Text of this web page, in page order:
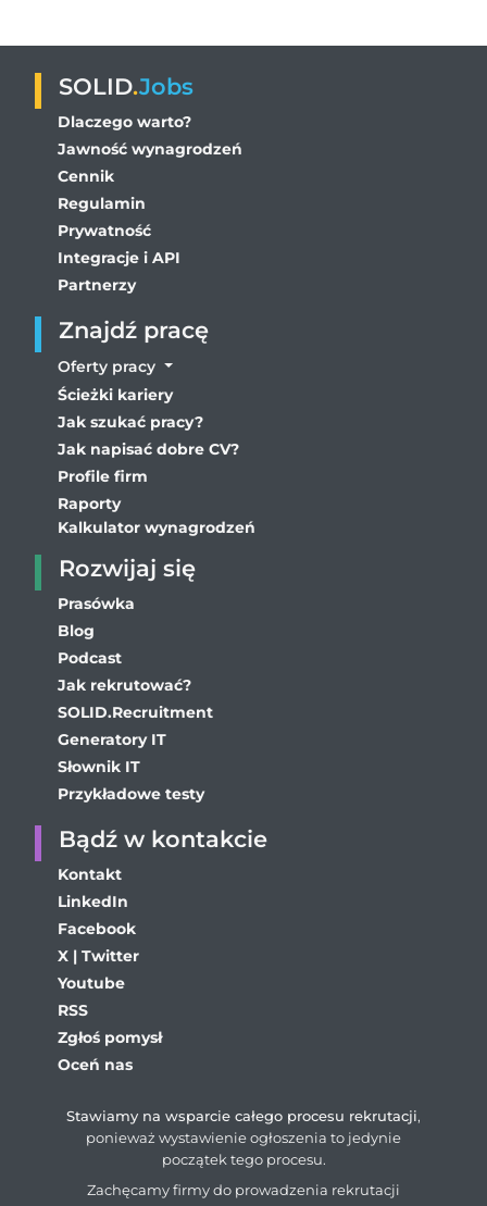
SOLID.Jobs
Dlaczego warto?
Jawność wynagrodzeń
Cennik
Regulamin
Prywatność
Integracje i API
Partnerzy
Znajdź pracę
Oferty pracy
Ścieżki kariery
Jak szukać pracy?
Jak napisać dobre CV?
Profile firm
Raporty
Kalkulator wynagrodzeń
Rozwijaj się
Prasówka
Blog
Podcast
Jak rekrutować?
SOLID.Recruitment
Generatory IT
Słownik IT
Przykładowe testy
Bądź w kontakcie
Kontakt
LinkedIn
Facebook
X | Twitter
Youtube
RSS
Zgłoś pomysł
Oceń nas
Stawiamy na wsparcie całego procesu rekrutacji,
ponieważ wystawienie ogłoszenia to jedynie
początek tego procesu.
Zachęcamy firmy do prowadzenia rekrutacji